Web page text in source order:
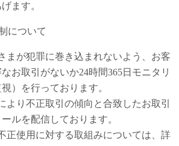
ます。
について
まが犯罪に巻き込まれないよう、お客
お取引がないか24時間365日モニタリ
）を行っております。
より不正取引の傾向と合致したお取引
ルを配信しております。
正使用に対する取組みについては、詳